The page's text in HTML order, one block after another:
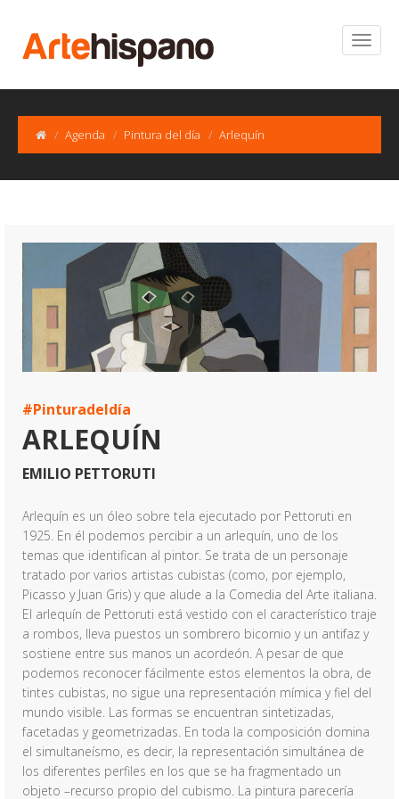
Agenda Pintura del día Arlequín
#Pinturadeldía
ARLEQUÍN
EMILIO PETTORUTI
Arlequín es un óleo sobre tela ejecutado por Pettoruti en
1925. En él podemos percibir a un arlequín, uno de los
temas que identifican al pintor. Se trata de un personaje
tratado por varios artistas cubistas (como, por ejemplo,
Picasso y Juan Gris) y que alude a la Comedia del Arte italiana.
El arlequín de Pettoruti está vestido con el característico traje
a rombos, lleva puestos un sombrero bicornio y un antifaz y
sostiene entre sus manos un acordeón. A pesar de que
podemos reconocer fácilmente estos elementos la obra, de
tintes cubistas, no sigue una representación mímica y fiel del
mundo visible. Las formas se encuentran sintetizadas,
facetadas y geometrizadas. En toda la composición domina
el simultaneísmo, es decir, la representación simultánea de
los diferentes perfiles en los que se ha fragmentado un
objeto –recurso propio del cubismo. La pintura parecería